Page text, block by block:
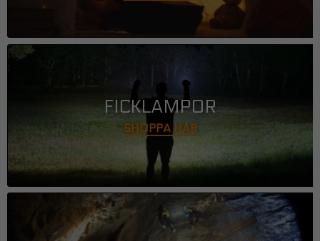
FICKLAMPOR
SHOPPA HÄR